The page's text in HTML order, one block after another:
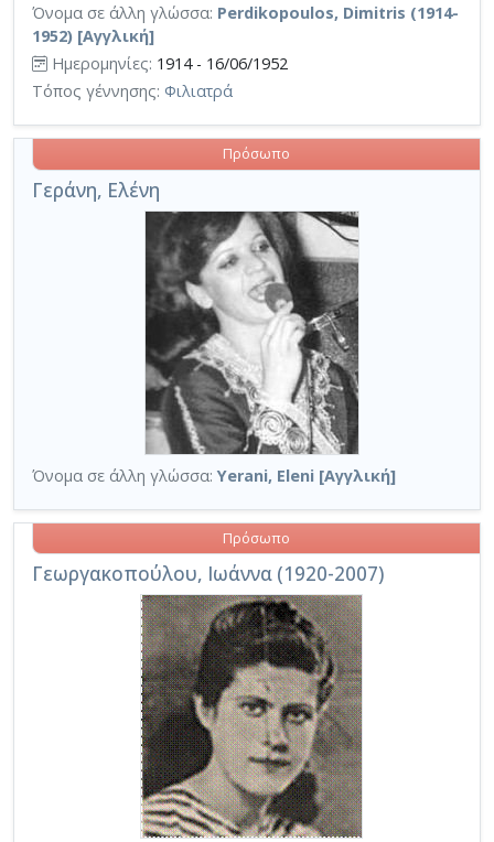
Όνομα σε άλλη γλώσσα: Perdikopoulos, Dimitris (1914-
1952) [Αγγλική]
Ημερομηνίες: 1914 - 16/06/1952
Τόπος γέννησης: Φιλιατρά
Γεράνη, Ελένη
Πρόσωπο
Όνομα σε άλλη γλώσσα: Yerani, Eleni [Αγγλική]
Γεωργακοπούλου, Ιωάννα (1920-2007)
Πρόσωπο